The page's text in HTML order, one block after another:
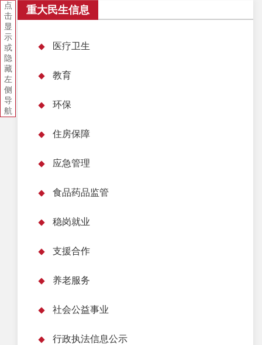
点
击
显
示
或
隐
藏
左
侧
导
航
重大民生信息
医疗卫生
教育
环保
住房保障
应急管理
食品药品监管
稳岗就业
支援合作
养老服务
社会公益事业
行政执法信息公示